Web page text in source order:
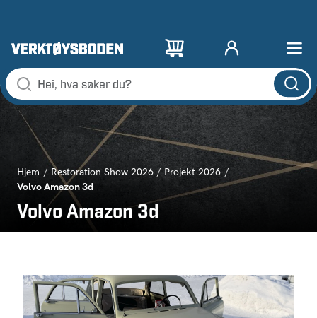
Hjem Restoration Show 2026 Projekt 2026
Volvo Amazon 3d
Volvo Amazon 3d